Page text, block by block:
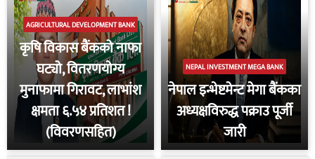
AGRICULTURAL DEVELOPMENT BANK
कृषि विकास बैंकको नाफा
घट्यो, वितरणयोग्य
मुनाफामा गिरावट, लाभांश
क्षमता ६.५४ प्रतिशत !
(विवरणसहित)
NEPAL INVESTMENT MEGA BANK
नेपाल इन्भेष्टमेन्ट मेगा बैंकका
अध्यक्षविरुद्ध पक्राउ पूर्जी
जारी